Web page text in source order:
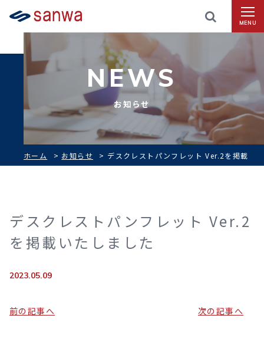
MENU
NEWS
お知らせ
ホーム > お知らせ > デスクレストパンフレット Ver.2を掲載
デスクレストパンフレット Ver.2
を掲載いたしました
2023.05.09
前の記事へ 次の記事へ